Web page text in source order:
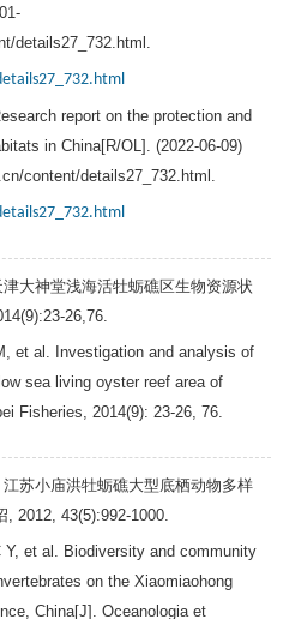
details27_732.html.
report on the protection and
in China[R/OL]. (2022-06-09)
content/details27_732.html.
大神堂浅海活牡蛎礁区生物资源状
(9):23-26,76.
, et al. Investigation and analysis of
sea living oyster reef area of
Fisheries, 2014(9): 23-26, 76.
苏小庙洪牡蛎礁大型底栖动物多样
, 2012, 43(5):992-1000.
Y, et al. Biodiversity and community
on the Xiaomiaohong
China[J]. Oceanologia et